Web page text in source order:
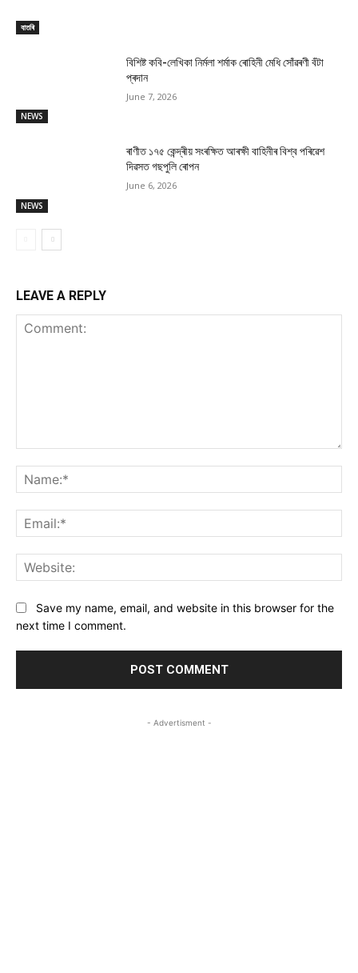
বাতৰি
NEWS
বিশিষ্ট কবি-লেখিকা নিৰ্মলা শৰ্মাক ৰোহিনী মেধি সোঁৱৰণী বঁটা
প্ৰদান
June 7, 2026
NEWS
ৰাণীত ১৭৫ কেন্দ্ৰীয় সংৰক্ষিত আৰক্ষী বাহিনীৰ বিশ্ব পৰিৱেশ
দিৱসত গছপুলি ৰোপন
June 6, 2026
LEAVE A REPLY
Save my name, email, and website in this browser for the
next time I comment.
- Advertisment -